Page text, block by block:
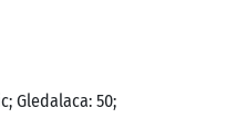
Gledalaca: 50;